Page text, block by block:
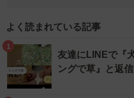
よく読まれている記事
1
友達にLINEで『
ングで草』と返